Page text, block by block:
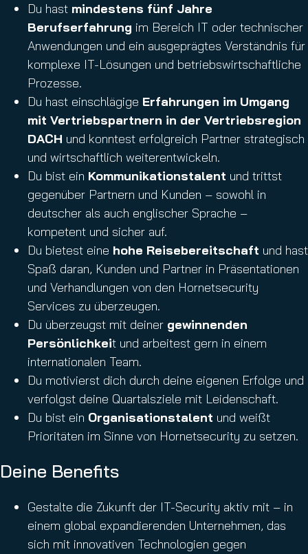
Du hast mindestens fünf Jahre
Berufserfahrung im Bereich IT oder technischer
Anwendungen und ein ausgeprägtes Verständnis für
komplexe IT-Lösungen und betriebswirtschaftliche
Prozesse.
Du hast einschlägige Erfahrungen im Umgang
mit Vertriebspartnern in der Vertriebsregion
DACH und konntest erfolgreich Partner strategisch
und wirtschaftlich weiterentwickeln.
Du bist ein Kommunikationstalent und trittst
gegenüber Partnern und Kunden – sowohl in
deutscher als auch englischer Sprache –
kompetent und sicher auf.
Du bietest eine hohe Reisebereitschaft und hast
Spaß daran, Kunden und Partner in Präsentationen
und Verhandlungen von den Hornetsecurity
Services zu überzeugen.
Du überzeugst mit deiner gewinnenden
Persönlichkeit und arbeitest gern in einem
internationalen Team.
Du motivierst dich durch deine eigenen Erfolge und
verfolgst deine Quartalsziele mit Leidenschaft.
Du bist ein Organisationstalent und weißt
Prioritäten im Sinne von Hornetsecurity zu setzen.
Deine Benefits
Gestalte die Zukunft der IT-Security aktiv mit – in
einem global expandierenden Unternehmen, das
sich mit innovativen Technologien gegen